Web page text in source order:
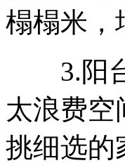
榻榻米，
3.阳台
太浪费空
挑细选的